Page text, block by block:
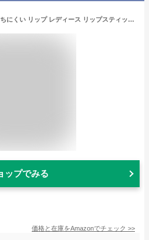
シャネル chanel 口紅 落ちにくい リップ レディース リップスティック ルージュ アリュール リップスティック
ップでみる
価格と在庫をAmazonでチェック >>